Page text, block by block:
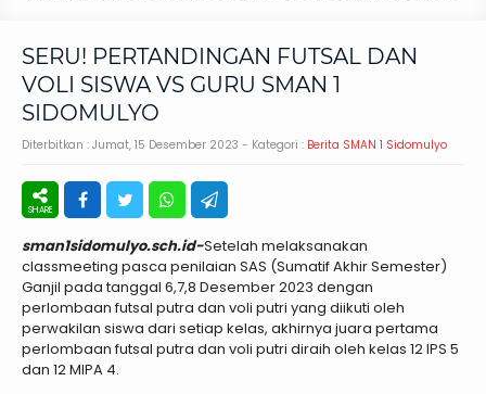
SERU! PERTANDINGAN FUTSAL DAN
VOLI SISWA VS GURU SMAN 1
SIDOMULYO
Diterbitkan : Jumat, 15 Desember 2023 - Kategori : Berita SMAN 1 Sidomulyo
sman1sidomulyo.sch.id-Setelah melaksanakan
classmeeting pasca penilaian SAS (Sumatif Akhir Semester)
Ganjil pada tanggal 6,7,8 Desember 2023 dengan
perlombaan futsal putra dan voli putri yang diikuti oleh
perwakilan siswa dari setiap kelas, akhirnya juara pertama
perlombaan futsal putra dan voli putri diraih oleh kelas 12 IPS 5
dan 12 MIPA 4.